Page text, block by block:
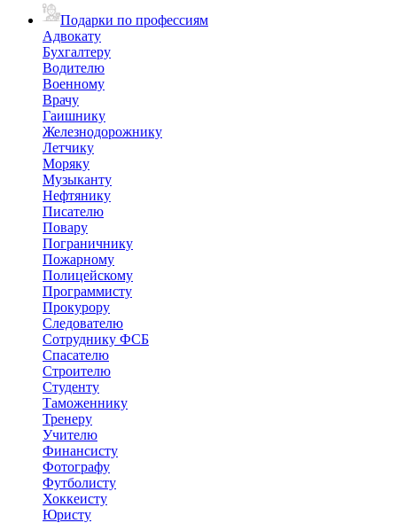
Подарки по профессиям
Адвокату
Бухгалтеру
Водителю
Военному
Врачу
Гаишнику
Железнодорожнику
Летчику
Моряку
Музыканту
Нефтянику
Писателю
Повару
Пограничнику
Пожарному
Полицейскому
Программисту
Прокурору
Следователю
Сотруднику ФСБ
Спасателю
Строителю
Студенту
Таможеннику
Тренеру
Учителю
Финансисту
Фотографу
Футболисту
Хоккеисту
Юристу